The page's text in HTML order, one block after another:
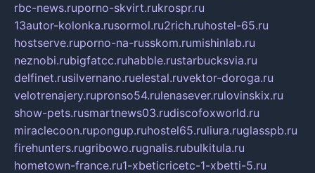
rbc-news.ruporno-skvirt.rukrospr.ru
13autor-kolonka.rusormol.ru2rich.ruhostel-65.ru
hostserve.ruporno-na-russkom.rumishinlab.ru
neznobi.rubigfatcc.ruhabble.rustarbucksvia.ru
delfinet.rusilvernano.ruelestal.ruvektor-doroga.ru
velotrenajery.rupronso54.rulenasever.rulovinskix.ru
show-pets.rusmartnews03.rudiscofoxworld.ru
miraclecoon.rupongup.ruhostel65.ruliura.ruglasspb.ru
firehunters.rugribowo.rugnalis.rubulkitula.ru
hometown-france.ru1-xbeticricetc-1-xbetti-5.ru